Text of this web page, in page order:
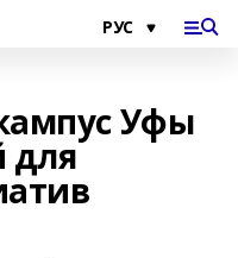
Уфы
для